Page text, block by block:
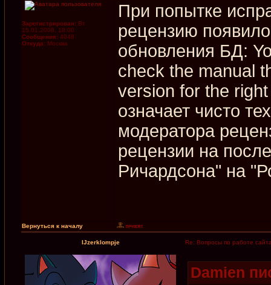
Зарегистрирован: Вт
15.01.2008, 18:00
Сообщения: 4048
Откуда: Москва
При попытке
рецензию
обновления БД:
check the manual
version for the
означает чисто
модератора
рецензии на
Ричардсона" на
Вернуться к началу
IJzerklompje Re: Вопросы по работе
Damien